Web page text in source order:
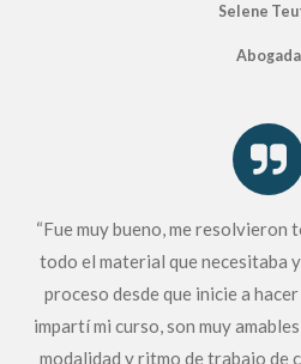
Selene
Abogada
“Fue muy bueno, me resolvieron
todo el material que necesitaba
proceso desde que inicie a
impartí mi curso, son muy
modalidad y ritmo de trabajo de